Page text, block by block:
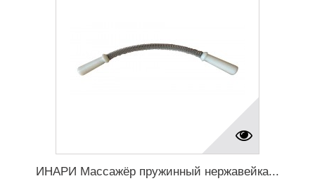
ИНАРИ Массажёр пружинный нержавейка...